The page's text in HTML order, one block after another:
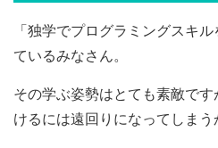
「独学でプログラミングスキ
ているみなさん。
その学ぶ姿勢はとても素敵で
けるには遠回りになってしまう